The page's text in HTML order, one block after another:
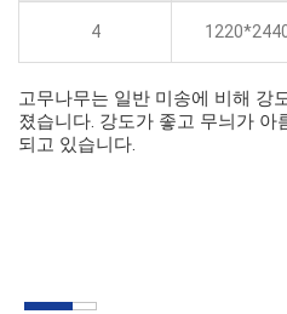
4
고무나무는 일반 미송에 비해 강
졌습니다. 강도가 좋고 무늬가 아
되고 있습니다.